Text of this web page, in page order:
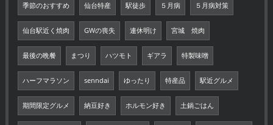
季節のおすすめ 仙台特産 駅徒歩 ５月病 ５月病対策
仙台駅近く焼肉 GWの喪失 連休明け 宮城 焼肉
最後の晩餐 まつり ハツモト ギアラ 特製味噌
ハーフマラソン senndai ゆったり 特産品 駅近グルメ
期間限定グルメ 納豆好き ホルモン好き 土鍋ごはん